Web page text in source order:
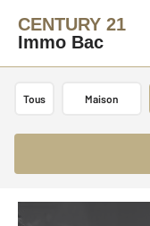
CENTURY 21
Immo Bac
Tous Maison